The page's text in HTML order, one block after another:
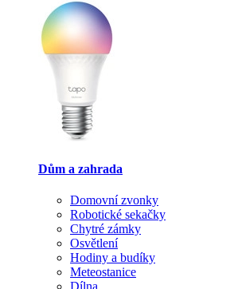
Dům a zahrada
Domovní zvonky
Robotické sekačky
Chytré zámky
Osvětlení
Hodiny a budíky
Meteostanice
Dílna